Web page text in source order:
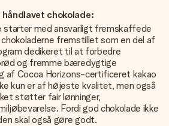
chokolade:
starter med ansvarligt fremskaffede
fremstillet som en del af
dedikeret til at forbedre
og fremme bæredygtige
af Cocoa Horizons-certificeret kakao
kun er af højeste kvalitet, men også
støtter fair lønninger,
Fordi god chokolade ikke
skal også gøre godt.